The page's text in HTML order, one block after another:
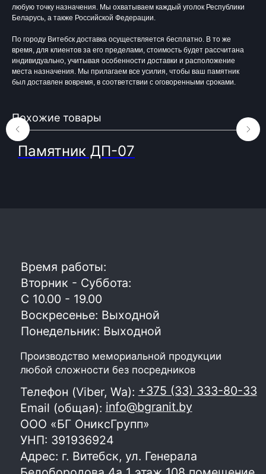
любую точку назначения. Мы охватываем каждый уголок Республики
Беларусь, а также Российской Федерации.
По городу Витебск доставка осуществляется бесплатно. В то же
время, для клиентов за его пределами, стоимость будет рассчитана
индивидуально, учитывая особенности доставки и расположение
места назначения. Мы прилагаем все усилия, чтобы ваш памятник
был доставлен вовремя, в соответствии с оговоренными сроками.
Похожие товары
Памятник ДП-07
Телефон (Viber, Wa):
Email (общая):info@bgranit.by
ООО «БГ ОниксГрупп»
УНП: 391936924
Адрес: г. Витебск, ул. Генерала
Производство мемориальной продукции
любой сложности без посредников